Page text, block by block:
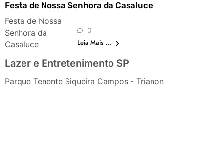
Festa de Nossa Senhora da Casaluce
Festa de Nossa
Senhora da
Casaluce
0
Leia Mais ...
Lazer e Entretenimento SP
Parque Tenente Siqueira Campos - Trianon